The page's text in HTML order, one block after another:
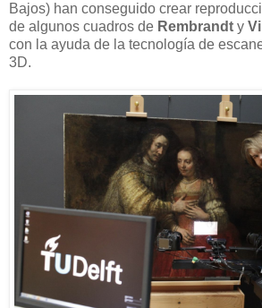
Bajos) han conseguido crear
de algunos cuadros de Rembrandt y
con la ayuda de la tecnología de
3D.